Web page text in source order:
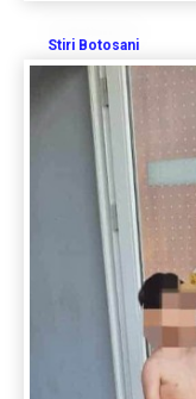
Stiri Botosani